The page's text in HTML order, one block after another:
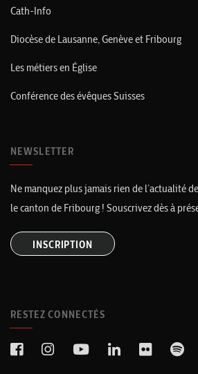
Cath-Info
Diocèse de Lausanne, Genève et Fribourg
Les métiers en Église
Conférence des évêques Suisses
NEWSLETTER
Ne manquez plus jamais rien de l’actualité
le canton de Fribourg ! Souscrivez dès à
INSCRIPTION
RESTEZ CONNECTÉS